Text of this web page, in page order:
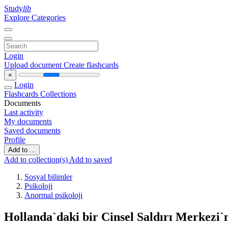
Studylib
Explore Categories
Login
Upload document Create flashcards
×
Login
Flashcards Collections
Documents
Last activity
My documents
Saved documents
Profile
Add to ...
Add to collection(s) Add to saved
Sosyal bilimler
Psikoloji
Anormal psikoloji
Hollanda`daki bir Cinsel Saldırı